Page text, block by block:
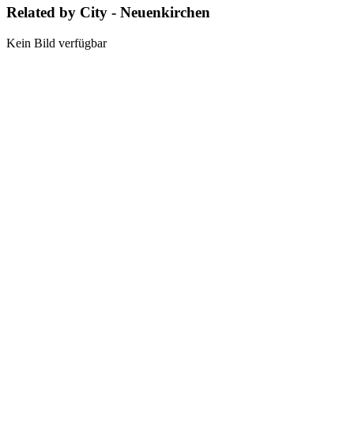
Related by City - Neuenkirchen
Kein Bild verfügbar